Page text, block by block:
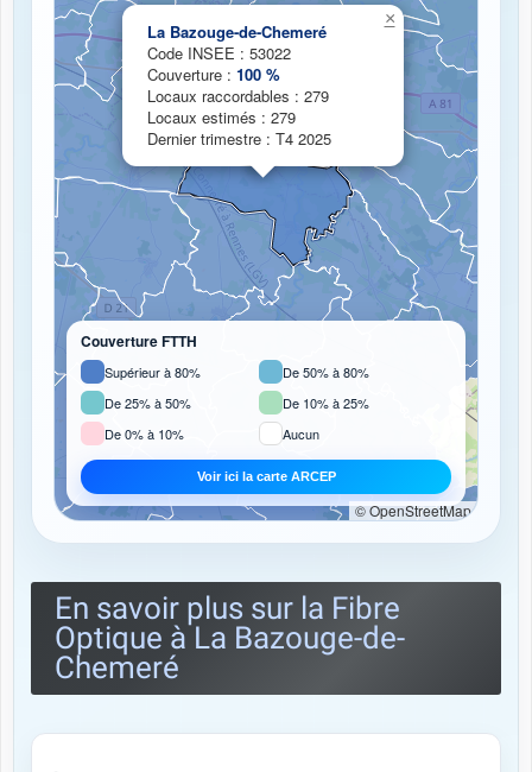
Chargement de la carte de couverture fibre...
La Bazouge-de-Chemeré
Code INSEE : 53022
Couverture : 100 %
Locaux raccordables : 279
Locaux estimés : 279
Dernier trimestre : T4 2025
×
Couverture FTTH
Supérieur à 80%
De 50% à 80%
De 25% à 50%
De 10% à 25%
De 0% à 10%
Aucun
Voir ici la carte ARCEP
© OpenStreetMap
En savoir plus sur la Fibre
Optique à La Bazouge-de-
Chemeré